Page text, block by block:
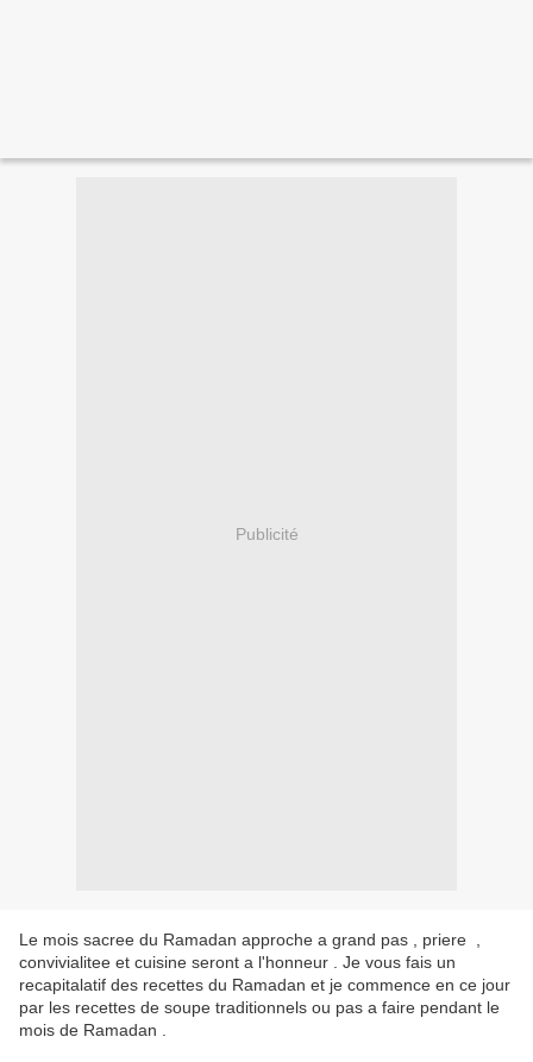
Publicité
Le mois sacree du Ramadan approche a grand pas , priere ,
convivialitee et cuisine seront a l'honneur . Je vous fais un
recapitalatif des recettes du Ramadan et je commence en ce jour
par les recettes de soupe traditionnels ou pas a faire pendant le
mois de Ramadan .